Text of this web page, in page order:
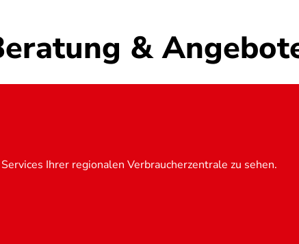
&
Ihrer regionalen Verbraucherzentrale zu sehen.